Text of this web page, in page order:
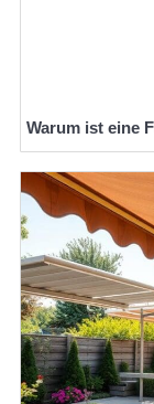
Warum ist eine